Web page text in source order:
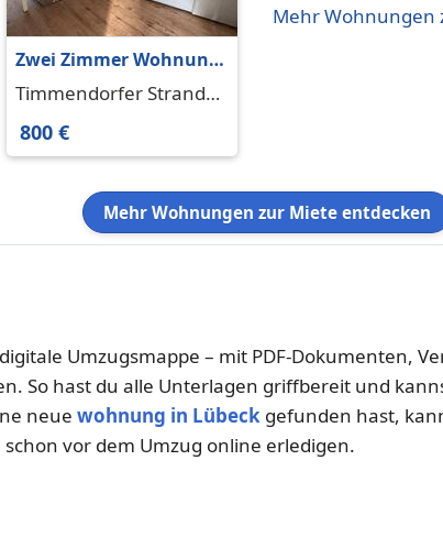
Zwei Zimmer Wohnung
zu vermieten
Timmendorfer Strand
23669
800 €
Mehr Wohnungen
Mehr Wohnungen zur Miete entdecken
Umzugsmappe – mit PDF-Dokumenten,
So hast du alle Unterlagen griffbereit und
neue wohnung in Lübeck gefunden hast,
vor dem Umzug online erledigen.